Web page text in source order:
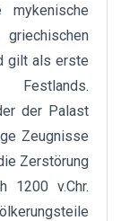
gilt als erste
der Palast
Zeugnisse
Zerstörung
1200 v.Chr.